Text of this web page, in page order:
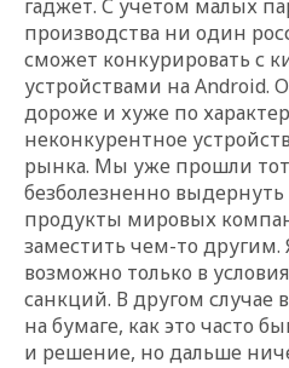
гаджет. С учетом малых
производства ни один
сможет конкурировать с
устройствами на Android.
дороже и хуже по
неконкурентное
рынка. Мы уже прошли
безболезненно
продукты мировых
заместить чем-то другим.
возможно только в
санкций. В другом случае
на бумаге, как это часто
и решение, но дальше